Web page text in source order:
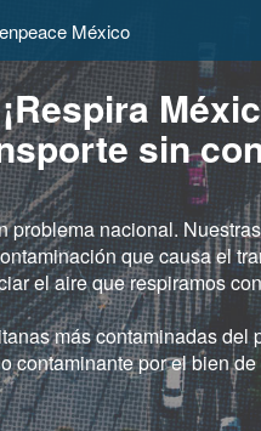
México
¡Respira
sin
problema nacional.
que causa el
el aire que respiramos
más contaminadas del
contaminante por el bien